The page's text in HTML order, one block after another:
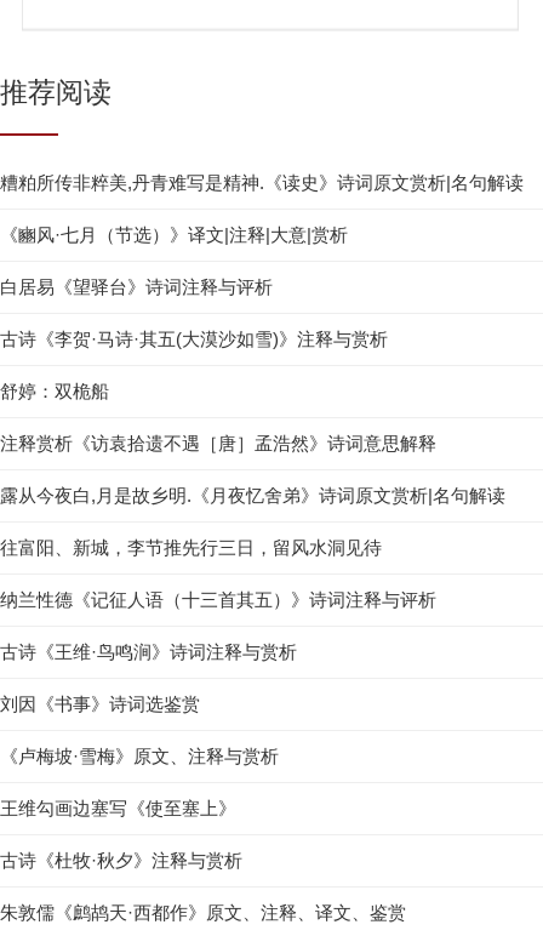
推荐阅读
糟粕所传非粹美,丹青难写是精神.《读史》诗词原文赏析|名句解读
《豳风·七月（节选）》译文|注释|大意|赏析
白居易《望驿台》诗词注释与评析
古诗《李贺·马诗·其五(大漠沙如雪)》注释与赏析
舒婷：双桅船
注释赏析《访袁拾遗不遇［唐］孟浩然》诗词意思解释
露从今夜白,月是故乡明.《月夜忆舍弟》诗词原文赏析|名句解读
往富阳、新城，李节推先行三日，留风水洞见待
纳兰性德《记征人语（十三首其五）》诗词注释与评析
古诗《王维·鸟鸣涧》诗词注释与赏析
刘因《书事》诗词选鉴赏
《卢梅坡·雪梅》原文、注释与赏析
王维勾画边塞写《使至塞上》
古诗《杜牧·秋夕》注释与赏析
朱敦儒《鹧鸪天·西都作》原文、注释、译文、鉴赏